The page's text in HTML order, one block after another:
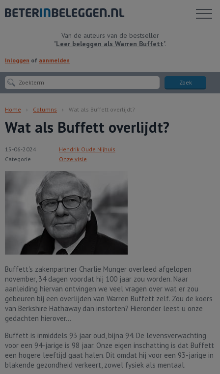
Van de auteurs van de bestseller
"Leer beleggen als Warren Buffett".
Inloggen of aanmelden
Zoek
Toon
Home Columns Wat als Buffett overlijdt?
Wat als Buffett overlijdt?
15-06-2024
Hendrik Oude Nijhuis
Categorie
Onze visie
Buffett's zakenpartner Charlie Munger overleed afgelopen
november, 34 dagen voordat hij 100 jaar zou worden. Naar
aanleiding hiervan ontvingen we veel vragen over wat er zou
gebeuren bij een overlijden van Warren Buffett zelf. Zou de koers
van Berkshire Hathaway dan instorten? Hieronder leest u onze
gedachten hierover...
Buffett is inmiddels 93 jaar oud, bijna 94. De levensverwachting
voor een 94-jarige is 98 jaar. Onze eigen inschatting is dat Buffett
een hogere leeftijd gaat halen. Dit omdat hij voor een 93-jarige in
blakende gezondheid verkeert, zowel fysiek als mentaal.